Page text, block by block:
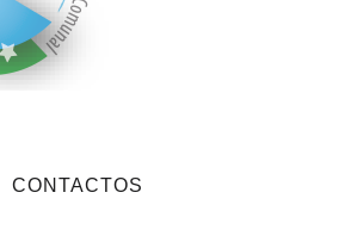
CONTACTOS